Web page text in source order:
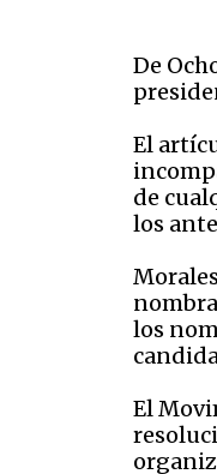
De
El
de
los
los
El